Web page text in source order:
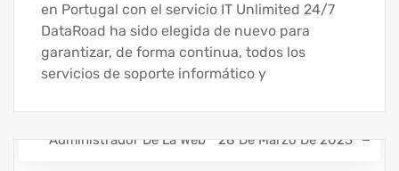
en Portugal con el servicio IT Unlimited 24/7
DataRoad ha sido elegida de nuevo para
garantizar, de forma continua, todos los
servicios de soporte informático y
Administrador De La Web 28 De Marzo De 2023